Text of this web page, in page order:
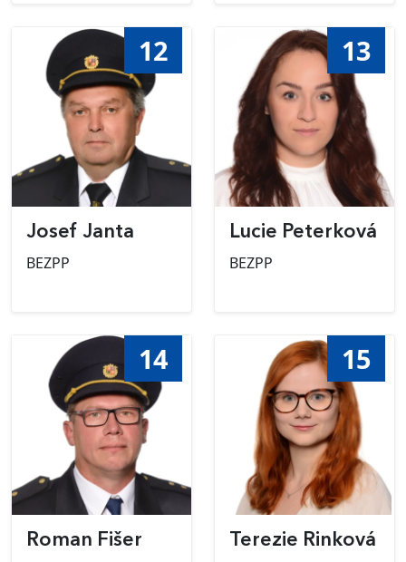
12
Josef Janta
BEZPP
13
Lucie Peterková
BEZPP
14
Roman Fišer
15
Terezie Rinková